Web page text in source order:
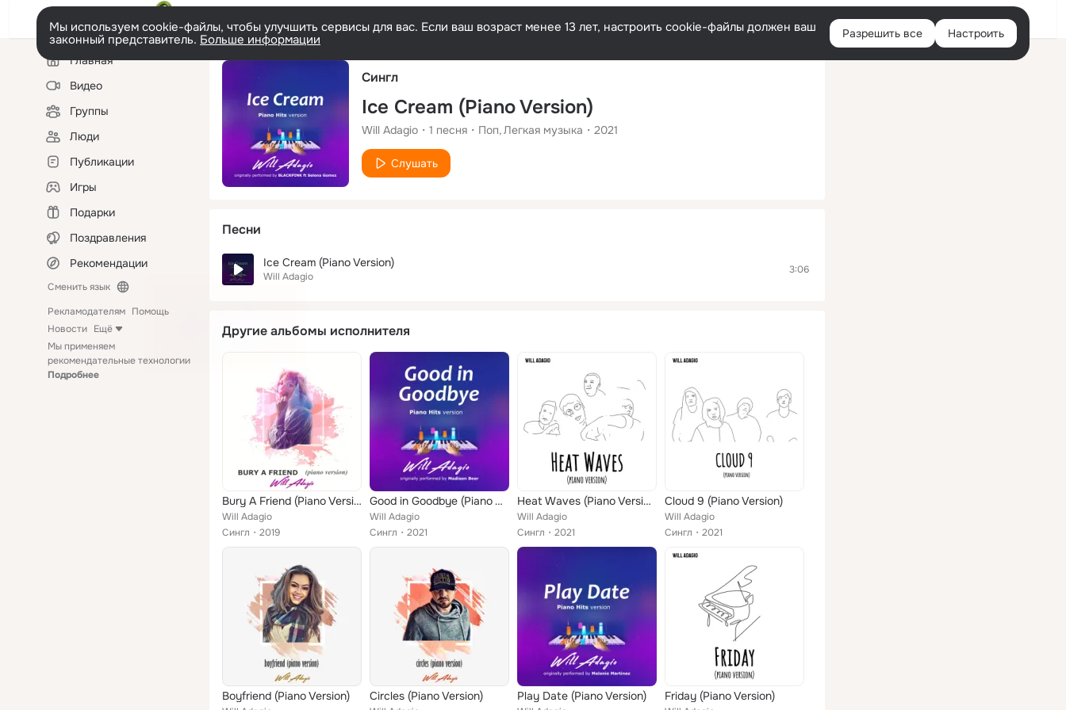
Русский Войти
Мы используем cookie-файлы, чтобы улучшить сервисы для вас. Если ваш возраст менее 13 лет, настроить cookie-файлы должен ваш
законный представитель. Больше информации Разрешить все Настроить
Левая
колонкаГлавная
Видео
Группы
Люди
Публикации
Игры
Подарки
Поздравления
Рекомендации
Сменить язык
Рекламодателям Помощь
Новости Ещё
Мы применяем
рекомендательные технологии
Подробнее
Сингл
Ice Cream (Piano Version)
Will Adagio 1 песня Поп Легкая музыка 2021
Слушать
Песни
Ice Cream (Piano Version)
Will Adagio
3:06
Другие альбомы исполнителя
Bury A Friend (Piano Version)
Will Adagio
Сингл
2019
Good in Goodbye (Piano Version)
Will Adagio
Сингл
2021
Heat Waves (Piano Version)
Will Adagio
Сингл
2021
Cloud 9 (Piano Version)
Will Adagio
Сингл
2021
Boyfriend (Piano Version) Circles (Piano Version) Play Date (Piano Version) Friday (Piano Version)